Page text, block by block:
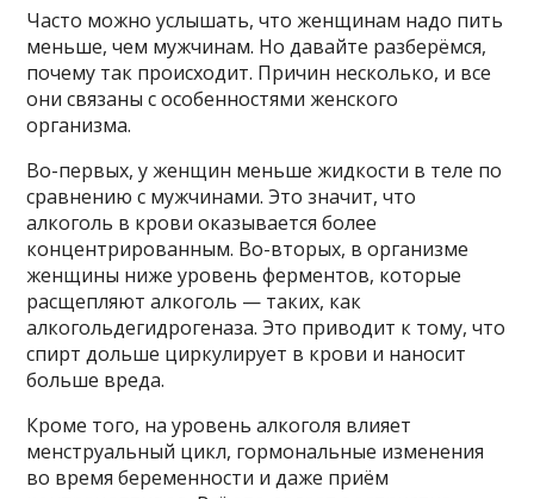
Часто можно услышать, что женщинам надо пить
меньше, чем мужчинам. Но давайте разберёмся,
почему так происходит. Причин несколько, и все
они связаны с особенностями женского
организма.
Во-первых, у женщин меньше жидкости в теле по
сравнению с мужчинами. Это значит, что
алкоголь в крови оказывается более
концентрированным. Во-вторых, в организме
женщины ниже уровень ферментов, которые
расщепляют алкоголь — таких, как
алкогольдегидрогеназа. Это приводит к тому, что
спирт дольше циркулирует в крови и наносит
больше вреда.
Кроме того, на уровень алкоголя влияет
менструальный цикл, гормональные изменения
во время беременности и даже приём